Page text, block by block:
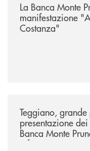
La Banca Monte
manifestazione
Costanza"
Teggiano,
presentazione
Banca Monte
e futuro